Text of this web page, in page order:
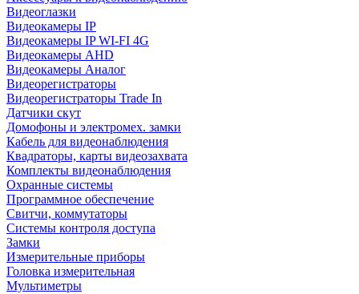
Видеоглазки
Видеокамеры IP
Видеокамеры IP WI-FI 4G
Видеокамеры AHD
Видеокамеры Аналог
Видеорегистраторы
Видеорегистраторы Trade In
Датчики скут
Домофоны и электромех. замки
Кабель для видеонаблюдения
Квадраторы, карты видеозахвата
Комплекты видеонаблюдения
Охранные системы
Программное обеспечение
Свитчи, коммутаторы
Системы контроля доступа
Замки
Измерительные приборы
Головка измерительная
Мультиметры